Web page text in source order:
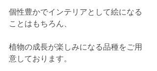
個性豊かでインテリアとして絵になる
ことはもちろん、
植物の成長が楽しみになる品種をご用
意しております。